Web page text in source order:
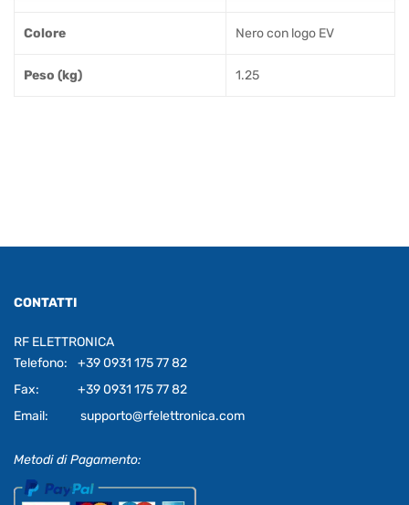
Colore Nero con logo EV
Peso (kg) 1.25
CONTATTI
RF ELETTRONICA
Telefono:
+39 0931 175 77 82
Fax:
+39 0931 175 77 82
Email:
supporto@rfelettronica.com
Metodi di Pagamento: